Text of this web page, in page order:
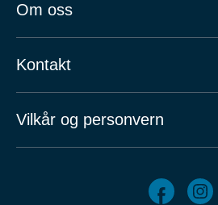
Om oss
Kontakt
Vilkår og personvern